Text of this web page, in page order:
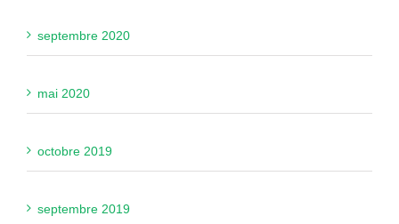
septembre 2020
mai 2020
octobre 2019
septembre 2019